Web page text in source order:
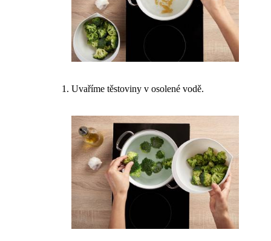
Uvaříme těstoviny v osolené vodě.